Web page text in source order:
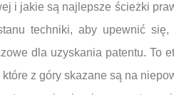
i jakie są najlepsze ścieżki
techniki, aby upewnić
dla uzyskania patentu. To
które z góry skazane są na